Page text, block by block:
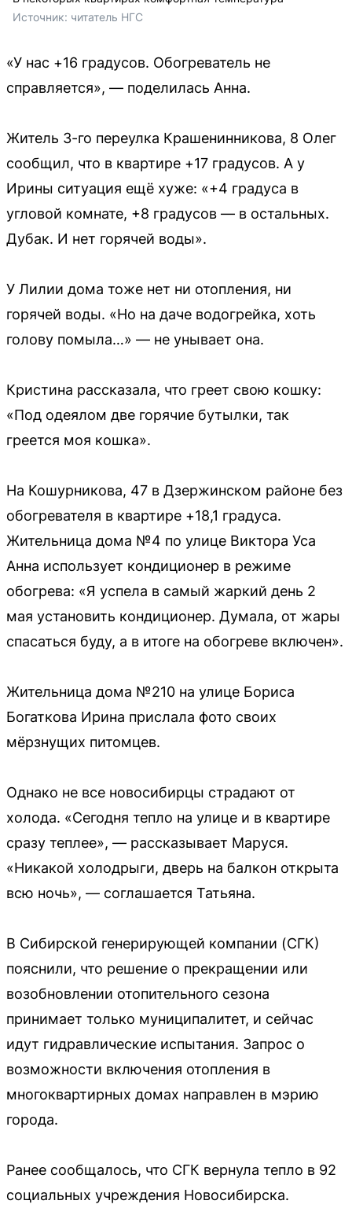
Источник: читатель НГС
«У нас +16 градусов. Обогреватель не
справляется», — поделилась Анна.
Житель 3-го переулка Крашенинникова, 8 Олег
сообщил, что в квартире +17 градусов. А у
Ирины ситуация ещё хуже: «+4 градуса в
угловой комнате, +8 градусов — в остальных.
Дубак. И нет горячей воды».
У Лилии дома тоже нет ни отопления, ни
горячей воды. «Но на даче водогрейка, хоть
голову помыла…» — не унывает она.
Кристина рассказала, что греет свою кошку:
«Под одеялом две горячие бутылки, так
греется моя кошка».
На Кошурникова, 47 в Дзержинском районе без
обогревателя в квартире +18,1 градуса.
Жительница дома №4 по улице Виктора Уса
Анна использует кондиционер в режиме
обогрева: «Я успела в самый жаркий день 2
мая установить кондиционер. Думала, от жары
спасаться буду, а в итоге на обогреве включен».
Жительница дома №210 на улице Бориса
Богаткова Ирина прислала фото своих
мёрзнущих питомцев.
Однако не все новосибирцы страдают от
холода. «Сегодня тепло на улице и в квартире
сразу теплее», — рассказывает Маруся.
«Никакой холодрыги, дверь на балкон открыта
всю ночь», — соглашается Татьяна.
В Сибирской генерирующей компании (СГК)
пояснили, что решение о прекращении или
возобновлении отопительного сезона
принимает только муниципалитет, и сейчас
идут гидравлические испытания. Запрос о
возможности включения отопления в
многоквартирных домах направлен в мэрию
города.
Ранее сообщалось, что СГК вернула тепло в 92
социальных учреждения Новосибирска.